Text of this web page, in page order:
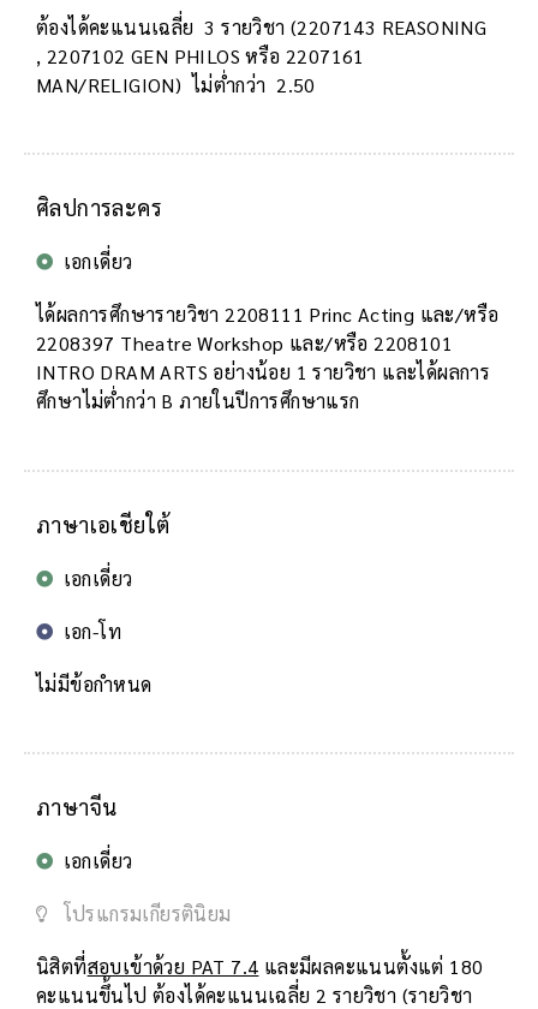
ต้องได้คะแนนเฉลี่ย 3 รายวิชา (2207143 REASONING
, 2207102 GEN PHILOS หรือ 2207161
MAN/RELIGION) ไม่ต่ำกว่า 2.50
ศิลปการละคร
เอกเดี่ยว
ได้ผลการศึกษารายวิชา 2208111 Princ Acting และ/หรือ
2208397 Theatre Workshop และ/หรือ 2208101
INTRO DRAM ARTS อย่างน้อย 1 รายวิชา และได้ผลการ
ศึกษาไม่ต่ำกว่า B ภายในปีการศึกษาแรก
ภาษาเอเชียใต้
เอกเดี่ยว
เอก-โท
ไม่มีข้อกำหนด
ภาษาจีน
เอกเดี่ยว
โปรแกรมเกียรตินิยม
นิสิตที่สอบเข้าด้วย PAT 7.4 และมีผลคะแนนตั้งแต่ 180
คะแนนขึ้นไป ต้องได้คะแนนเฉลี่ย 2 รายวิชา (รายวิชา